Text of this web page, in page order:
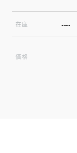
在庫 ----
価格